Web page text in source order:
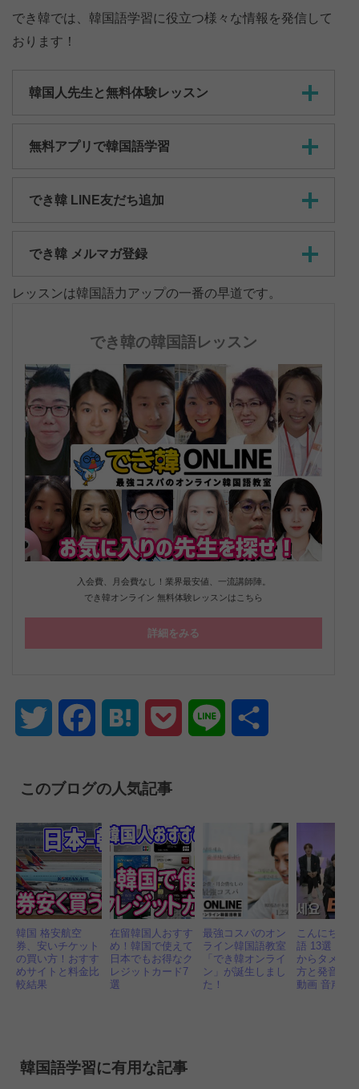
でき韓では、韓国語学習に役立つ様々な情報を発信して
おります！
韓国人先生と無料体験レッスン
無料アプリで韓国語学習
でき韓 LINE友だち追加
でき韓 メルマガ登録
レッスンは韓国語力アップの一番の早道です。
でき韓の韓国語レッスン
入会費、月会費なし！業界最安値、一流講師陣。
でき韓オンライン 無料体験レッスンはこちら
詳細をみる
Twitter FacebookHatena Pocket Line
このブログの人気記事
韓国 格安航空
券、安いチケット
の買い方！おすす
めサイトと料金比
較結果
在留韓国人おすす
め！韓国で使えて
日本でもお得なク
レジットカード7
選
最強コスパのオン
ライン韓国語教室
「でき韓オンライ
ン」が誕生しまし
た！
こんにちは
語 13選！丁
からタメ口
方と発音も
動画 音声付
韓国語学習に有用な記事